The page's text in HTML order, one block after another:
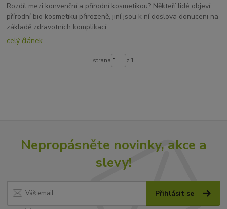
Rozdíl mezi konvenční a přírodní kosmetikou? Někteří lidé objeví
přírodní bio kosmetiku přirozeně, jiní jsou k ní doslova donuceni na
základě zdravotních komplikací.
celý článek
strana z 1
Nepropásněte novinky, akce a
slevy!
Přihlásit se